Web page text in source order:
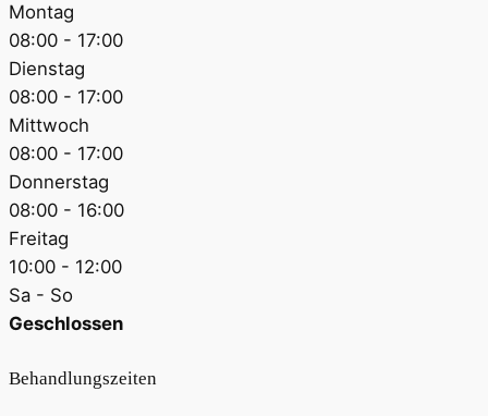
Montag
08:00 - 17:00
Dienstag
08:00 - 17:00
Mittwoch
08:00 - 17:00
Donnerstag
08:00 - 16:00
Freitag
10:00 - 12:00
Sa - So
Geschlossen
Behandlungszeiten